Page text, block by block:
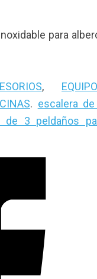
para
,
. escalera
de 3 peldaños